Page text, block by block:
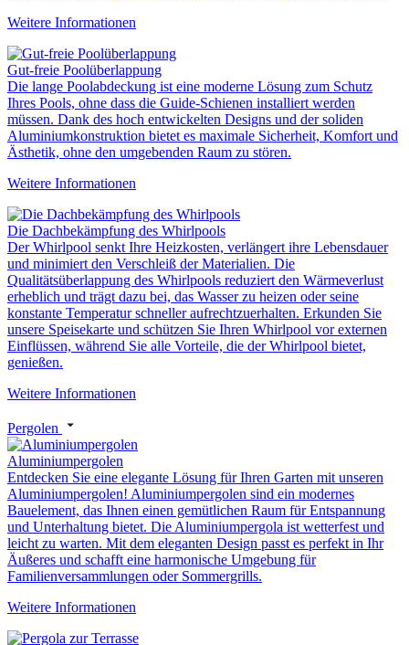
Weitere Informationen
Gut-freie Poolüberlappung
Die lange Poolabdeckung ist eine moderne Lösung zum Schutz
Ihres Pools, ohne dass die Guide-Schienen installiert werden
müssen. Dank des hoch entwickelten Designs und der soliden
Aluminiumkonstruktion bietet es maximale Sicherheit, Komfort und
Ästhetik, ohne den umgebenden Raum zu stören.
Weitere Informationen
Die Dachbekämpfung des Whirlpools
Der Whirlpool senkt Ihre Heizkosten, verlängert ihre Lebensdauer
und minimiert den Verschleiß der Materialien. Die
Qualitätsüberlappung des Whirlpools reduziert den Wärmeverlust
erheblich und trägt dazu bei, das Wasser zu heizen oder seine
konstante Temperatur schneller aufrechtzuerhalten. Erkunden Sie
unsere Speisekarte und schützen Sie Ihren Whirlpool vor externen
Einflüssen, während Sie alle Vorteile, die der Whirlpool bietet,
genießen.
Weitere Informationen
Pergolen
Aluminiumpergolen
Entdecken Sie eine elegante Lösung für Ihren Garten mit unseren
Aluminiumpergolen! Aluminiumpergolen sind ein modernes
Bauelement, das Ihnen einen gemütlichen Raum für Entspannung
und Unterhaltung bietet. Die Aluminiumpergola ist wetterfest und
leicht zu warten. Mit dem eleganten Design passt es perfekt in Ihr
Äußeres und schafft eine harmonische Umgebung für
Familienversammlungen oder Sommergrills.
Weitere Informationen